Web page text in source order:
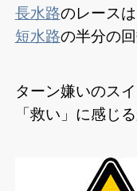
長水路のレースは
短水路の半分の回
ターン嫌いのス
「救い」に感じ